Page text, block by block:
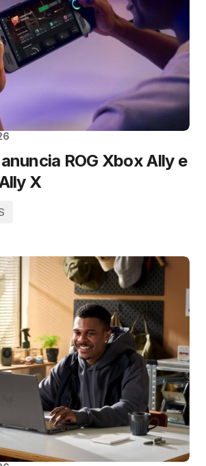
ROG Xbox Ally e
X